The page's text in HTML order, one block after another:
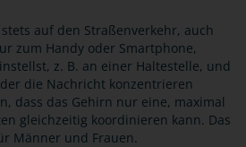
auf den Straßenverkehr, auch
zum Handy oder Smartphone,
z. B. an einer Haltestelle, und
die Nachricht konzentrieren
dass das Gehirn nur eine, maximal
gleichzeitig koordinieren kann. Das
Männer und Frauen.